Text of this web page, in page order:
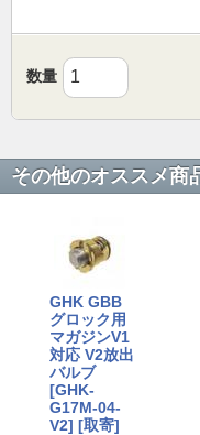
数量
その他のオススメ商
GHK GBB
グロック用
マガジンV1
対応 V2放出
バルブ
[GHK-
G17M-04-
V2] [取寄]